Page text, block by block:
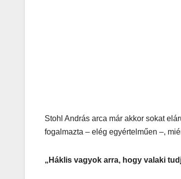
Stohl András arca már akkor sokat
fogalmazta – elég egyértelműen –,
„Háklis vagyok arra, hogy valaki